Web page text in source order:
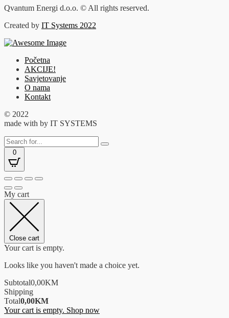
Qvantum Energi d.o.o. © All rights reserved.
Created by IT Systems 2022
Početna
AKCIJE!
Savjetovanje
O nama
Kontakt
© 2022
made with by IT SYSTEMS
0
My cart
Close cart
Your cart is empty.
Looks like you haven't made a choice yet.
Subtotal0,00KM
Shipping
Total0,00KM
Your cart is empty. Shop now